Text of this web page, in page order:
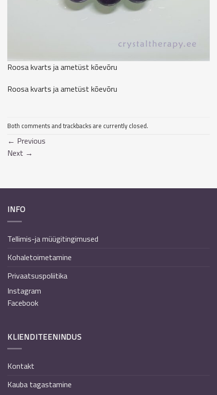
Roosa kvarts ja ametüst kõevõru
Roosa kvarts ja ametüst kõevõru
Both comments and trackbacks are currently closed.
← Previous
Next →
INFO
Tellimis-ja müügitingimused
Kohaletoimetamine
Privaatsuspoliitika
Instagram
Facebook
KLIENDITEENINDUS
Kontakt
Kauba tagastamine